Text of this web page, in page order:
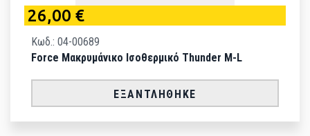
26,00 €
Κωδ.: 04-00689
Force Μακρυμάνικο Ισοθερμικό Thunder M-L
ΕΞΑΝΤΛΉΘΗΚΕ